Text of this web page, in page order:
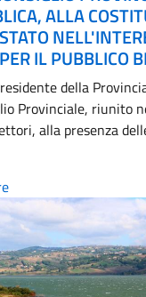
ALLA
IL PUBBLICO
della
Provinciale, riunito
alla presenza